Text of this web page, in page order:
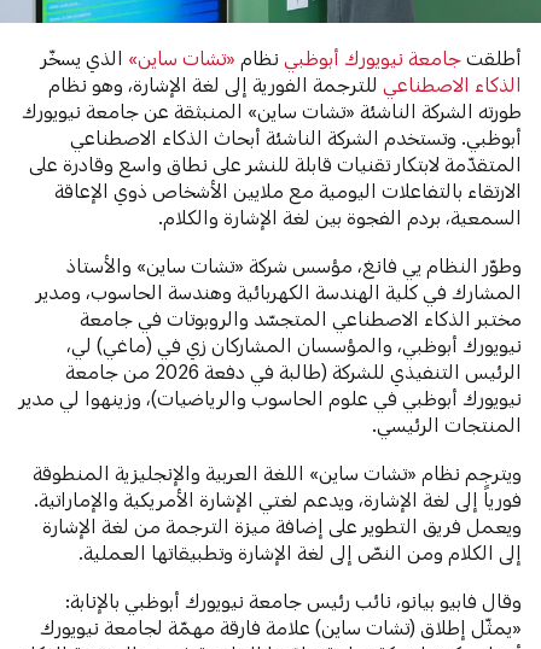
أطلقتجامعة نيويورك أبوظبي نظام «تشات ساين»الذي يسخّر
الذكاء الاصطناعي للترجمة الفورية إلى لغة الإشارة، وهو نظام
طورته الشركة الناشئة «تشات ساين» المنبثقة عن جامعة نيويورك
أبوظبي. وتستخدم الشركة الناشئة أبحاث الذكاء الاصطناعي
المتقدّمة لابتكار تقنيات قابلة للنشر على نطاق واسع وقادرة على
الارتقاء بالتفاعلات اليومية مع ملايين الأشخاص ذوي الإعاقة
السمعية، بردم الفجوة بين لغة الإشارة والكلام.
وطوّر النظام يي فانغ، مؤسس شركة «تشات ساين» والأستاذ
المشارك في كلية الهندسة الكهربائية وهندسة الحاسوب، ومدير
مختبر الذكاء الاصطناعي المتجسّد والروبوتات في جامعة
نيويورك أبوظبي، والمؤسسان المشاركان زي في (ماغي) لي،
الرئيس التنفيذي للشركة (طالبة في دفعة 2026 من جامعة
نيويورك أبوظبي في علوم الحاسوب والرياضيات)، وزينهوا لي مدير
المنتجات الرئيسي.
ويترجم نظام «تشات ساين» اللغة العربية والإنجليزية المنطوقة
فورياً إلى لغة الإشارة، ويدعم لغتي الإشارة الأمريكية والإماراتية.
ويعمل فريق التطوير على إضافة ميزة الترجمة من لغة الإشارة
إلى الكلام ومن النصّ إلى لغة الإشارة وتطبيقاتها العملية.
وقال فابيو بيانو، نائب رئيس جامعة نيويورك أبوظبي بالإنابة:
«يمثّل إطلاق (تشات ساين) علامة فارقة مهمّة لجامعة نيويورك